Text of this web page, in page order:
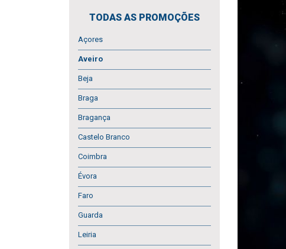
TODAS AS PROMOÇÕES
Açores
Aveiro
Beja
Braga
Bragança
Castelo Branco
Coimbra
Évora
Faro
Guarda
Leiria